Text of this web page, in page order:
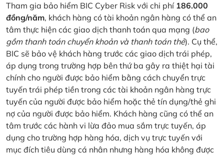
Tham gia bảo hiểm BIC Cyber Risk với chi phí 186.000
đồng/năm, khách hàng có tài khoản ngân hàng có thể an
tâm thực hiện các giao dịch thanh toán qua mạng (bao
gồm thanh toán chuyển khoản và thanh toán thẻ). Cụ thể,
BIC sẽ bảo vệ khách hàng trước các giao dịch trái phép,
áp dụng trong trường hợp bên thứ ba gây ra thiệt hại tài
chính cho người được bảo hiểm bằng cách chuyển trực
tuyến trái phép tiền trong các tài khoản ngân hàng trực
tuyến của người được bảo hiểm hoặc thẻ tín dụng/thẻ ghi
nợ của người được bảo hiểm. Khách hàng cũng có thể an
tâm trước các hành vi lừa đảo mua sắm trực tuyến, áp
dụng cho trường hợp hàng hóa, dịch vụ trực tuyến với
mục đích tiêu dùng cá nhân nhưng hàng hóa không được